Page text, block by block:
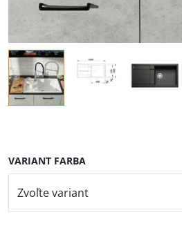
VARIANT FARBA